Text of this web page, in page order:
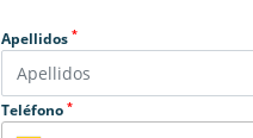
Apellidos *
Teléfono *